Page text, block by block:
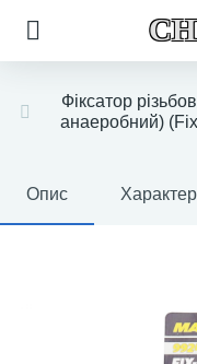
Фіксатор
анаеробний)
Опис